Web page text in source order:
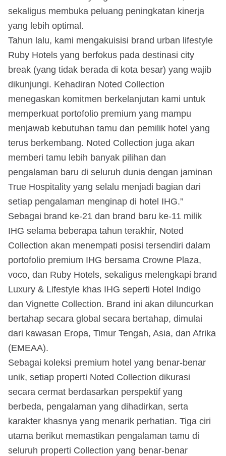
sekaligus membuka peluang peningkatan kinerja
yang lebih optimal.
Tahun lalu, kami mengakuisisi brand urban lifestyle
Ruby Hotels yang berfokus pada destinasi city
break (yang tidak berada di kota besar) yang wajib
dikunjungi. Kehadiran Noted Collection
menegaskan komitmen berkelanjutan kami untuk
memperkuat portofolio premium yang mampu
menjawab kebutuhan tamu dan pemilik hotel yang
terus berkembang. Noted Collection juga akan
memberi tamu lebih banyak pilihan dan
pengalaman baru di seluruh dunia dengan jaminan
True Hospitality yang selalu menjadi bagian dari
setiap pengalaman menginap di hotel IHG.”
Sebagai brand ke-21 dan brand baru ke-11 milik
IHG selama beberapa tahun terakhir, Noted
Collection akan menempati posisi tersendiri dalam
portofolio premium IHG bersama Crowne Plaza,
voco, dan Ruby Hotels, sekaligus melengkapi brand
Luxury & Lifestyle khas IHG seperti Hotel Indigo
dan Vignette Collection. Brand ini akan diluncurkan
bertahap secara global secara bertahap, dimulai
dari kawasan Eropa, Timur Tengah, Asia, dan Afrika
(EMEAA).
Sebagai koleksi premium hotel yang benar-benar
unik, setiap properti Noted Collection dikurasi
secara cermat berdasarkan perspektif yang
berbeda, pengalaman yang dihadirkan, serta
karakter khasnya yang menarik perhatian. Tiga ciri
utama berikut memastikan pengalaman tamu di
seluruh properti Collection yang benar-benar